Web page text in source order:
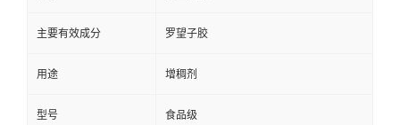
主要有效成分 罗望子胶
用途 增稠剂
型号 食品级